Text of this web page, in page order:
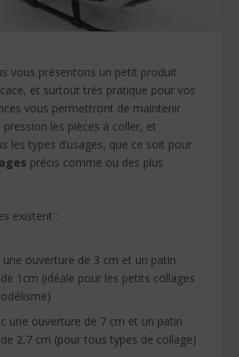
vous présentons un petit produit
et surtout très pratique pour vos
vous permettront de maintenir
les pièces à coller, et
les types d’usages, que ce soit pour
précis comme ou des plus
existent :
une ouverture de 3 cm et un patin
de 1cm (idéale pour les petits collages
une ouverture de 7 cm et un patin
de 2,7 cm (pour tous types de collage)